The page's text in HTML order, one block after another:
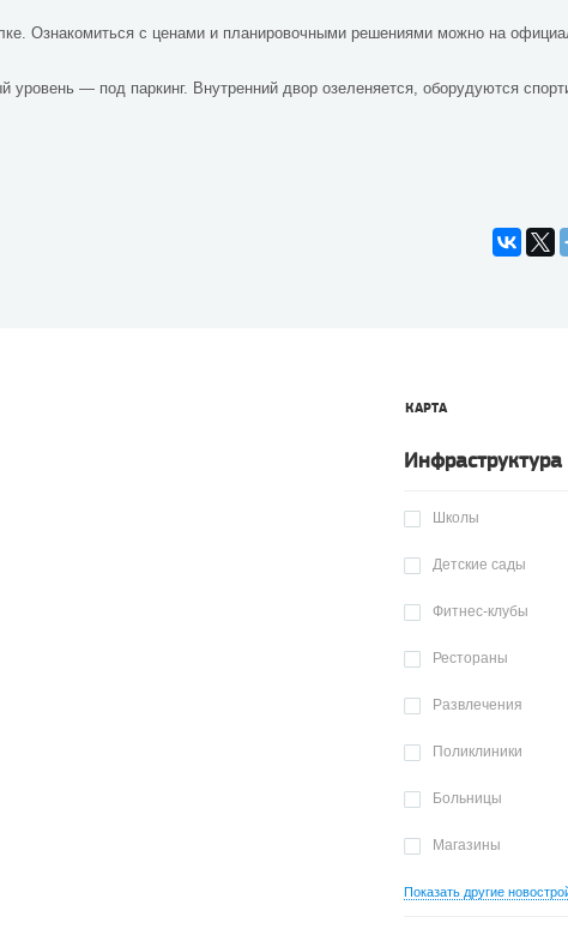
Ознакомиться с ценами и планировочными решениями можно на
— под паркинг. Внутренний двор озеленяется, оборудуются
КАРТА
Инфраструктура
Школы
Детские сады
Фитнес-клубы
Рестораны
Развлечения
Поликлиники
Больницы
Магазины
Показать другие